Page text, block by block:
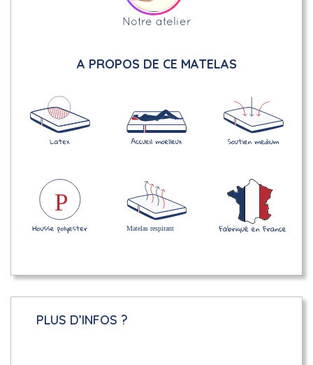
Notre atelier
A PROPOS DE CE MATELAS
PLUS D’INFOS ?